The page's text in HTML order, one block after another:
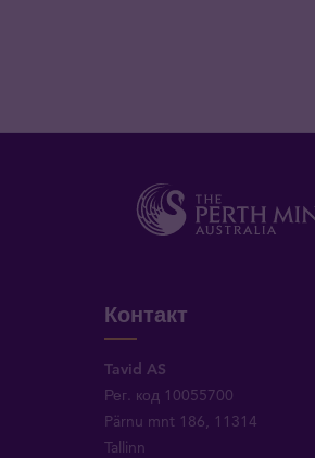
Контакт
Tavid AS
Рег. код 10055700
Pärnu mnt 186, 11314
Tallinn